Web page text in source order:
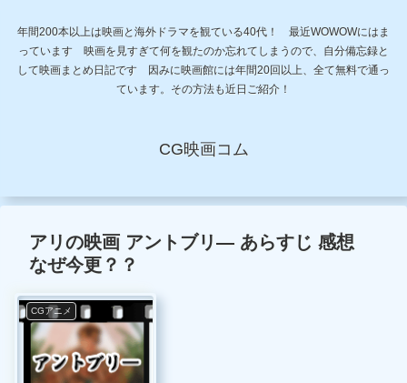
年間200本以上は映画と海外ドラマを観ている40代！ 最近WOWOWにはま
っています 映画を見すぎて何を観たのか忘れてしまうので、自分備忘録と
して映画まとめ日記です 因みに映画館には年間20回以上、全て無料で通っ
ています。その方法も近日ご紹介！
CG映画コム
アリの映画 アントブリ― あらすじ 感想
なぜ今更？？
CGアニメ